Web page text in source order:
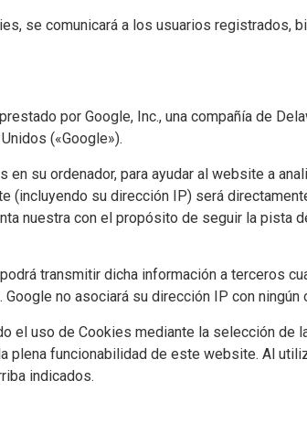
se comunicará a los usuarios registrados,
por Google, Inc., una compañía de
(«Google»).
su ordenador, para ayudar al website a
(incluyendo su dirección IP) será
nuestra con el propósito de seguir la pista
transmitir dicha información a terceros
no asociará su dirección IP con
el uso de Cookies mediante la selección de
plena funcionabilidad de este website. Al
indicados.